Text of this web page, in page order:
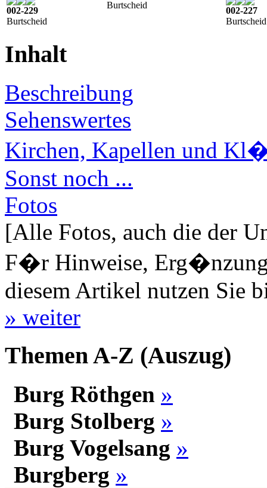
002-229
Burtscheid
Burtscheid
002-227
Burtscheid
Inhalt
Beschreibung
Sehenswertes
Kirchen, Kapellen und
Sonst noch ...
Fotos
[Alle Fotos, auch die der
F�r Hinweise,
diesem Artikel nutzen Sie
» weiter
Themen A-Z (Auszug)
Burg Röthgen »
Burg Stolberg »
Burg Vogelsang »
Burgberg »